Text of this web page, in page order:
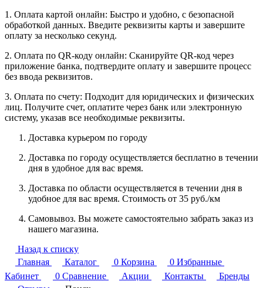
1. Оплата картой онлайн: Быстро и удобно, с безопасной
обработкой данных. Введите реквизиты карты и завершите
оплату за несколько секунд.
2. Оплата по QR-коду онлайн: Сканируйте QR-код через
приложение банка, подтвердите оплату и завершите процесс
без ввода реквизитов.
3. Оплата по счету: Подходит для юридических и физических
лиц. Получите счет, оплатите через банк или электронную
систему, указав все необходимые реквизиты.
Доставка курьером по городу
Доставка по городу осуществляется бесплатно в течении
дня в удобное для вас время.
Доставка по области осуществляется в течении дня в
удобное для вас время. Стоимость от 35 руб./км
Самовывоз. Вы можете самостоятельно забрать заказ из
нашего магазина.
Назад к списку
Главная
Каталог 0 Корзина 0 Избранные
Кабинет
0 Сравнение Акции Контакты
Бренды